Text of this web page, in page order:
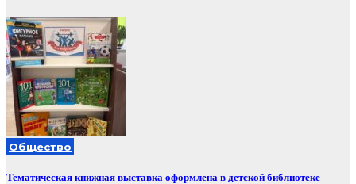
Общество
Тематическая книжная выставка оформлена в детской библиотеке